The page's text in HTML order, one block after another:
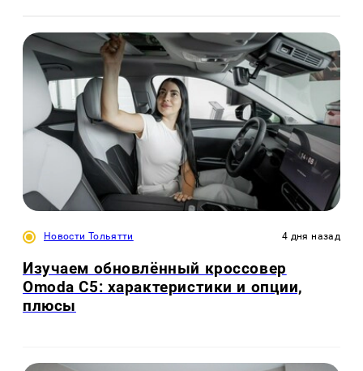
Новости Тольятти 4 дня назад
Изучаем обновлённый кроссовер
Omoda C5: характеристики и опции,
плюсы